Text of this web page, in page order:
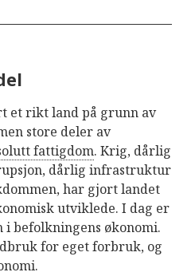
et rikt land på grunn av
store deler av
fattigdom. Krig, dårlig
dårlig infrastruktur
har gjort landet
utviklede. I dag er
befolkningens økonomi.
for eget forbruk, og